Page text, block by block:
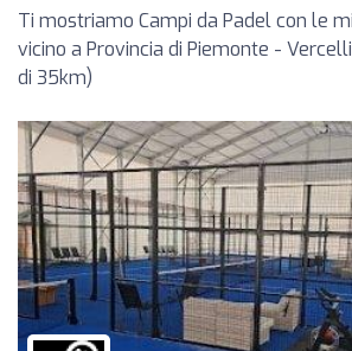
Ti mostriamo Campi da Padel con le
vicino a Provincia di Piemonte -
di 35km)